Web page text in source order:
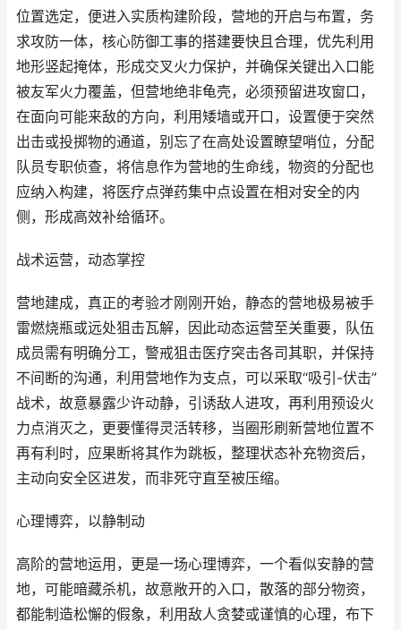
位置选定，便进入实质构建阶段，营地的开启与布置，务
求攻防一体，核心防御工事的搭建要快且合理，优先利用
地形竖起掩体，形成交叉火力保护，并确保关键出入口能
被友军火力覆盖，但营地绝非龟壳，必须预留进攻窗口，
在面向可能来敌的方向，利用矮墙或开口，设置便于突然
出击或投掷物的通道，别忘了在高处设置瞭望哨位，分配
队员专职侦查，将信息作为营地的生命线，物资的分配也
应纳入构建，将医疗点弹药集中点设置在相对安全的内
侧，形成高效补给循环。
战术运营，动态掌控
营地建成，真正的考验才刚刚开始，静态的营地极易被手
雷燃烧瓶或远处狙击瓦解，因此动态运营至关重要，队伍
成员需有明确分工，警戒狙击医疗突击各司其职，并保持
不间断的沟通，利用营地作为支点，可以采取“吸引-伏击”
战术，故意暴露少许动静，引诱敌人进攻，再利用预设火
力点消灭之，更要懂得灵活转移，当圈形刷新营地位置不
再有利时，应果断将其作为跳板，整理状态补充物资后，
主动向安全区进发，而非死守直至被压缩。
心理博弈，以静制动
高阶的营地运用，更是一场心理博弈，一个看似安静的营
地，可能暗藏杀机，故意敞开的入口，散落的部分物资，
都能制造松懈的假象，利用敌人贪婪或谨慎的心理，布下